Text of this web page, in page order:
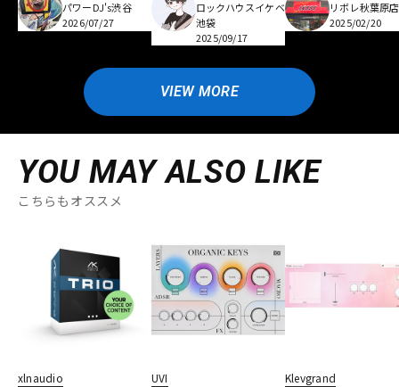
パワーDJ's渋谷
2026/07/27
ロックハウスイケベ
池袋
2025/09/17
リボレ秋葉原店
2025/02/20
VIEW MORE
YOU MAY ALSO LIKE
こちらもオススメ
xlnaudio UVI Klevgrand